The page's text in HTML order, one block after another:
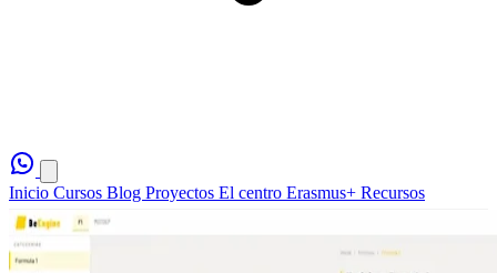
Inicio Cursos Blog Proyectos El centro Erasmus+ Recursos